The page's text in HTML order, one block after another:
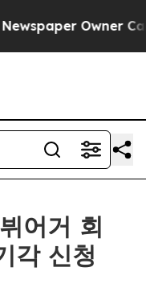
Owner
어거 회
각 신청